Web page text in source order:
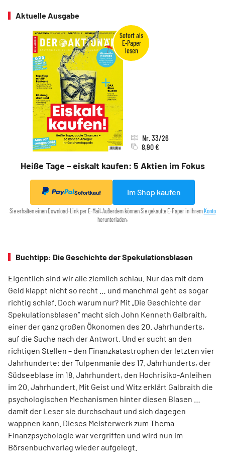
Aktuelle Ausgabe
Heiße Tage – eiskalt kaufen: 5 Aktien im Fokus
Nr. 33/26
8,90 €
Sofortkauf Im Shop kaufen
Sie erhalten einen Download-Link per E-Mail. Außerdem können Sie gekaufte E-Paper in Ihrem Konto
herunterladen.
Buchtipp: Die Geschichte der Spekulationsblasen
Eigentlich sind wir alle ziemlich schlau. Nur das mit dem
Geld klappt nicht so recht … und manchmal geht es sogar
richtig schief. Doch warum nur? Mit „Die Geschichte der
Spekulationsblasen“ macht sich John Kenneth Galbraith,
einer der ganz großen Ökonomen des 20. Jahrhunderts,
auf die Suche nach der Antwort. Und er sucht an den
richtigen Stellen – den Finanz­katas­trophen der letzten vier
Jahrhunderte: der Tulpenmanie des 17. Jahrhunderts, der
Südseeblase im 18. Jahrhundert, den Hochrisiko-Anleihen
im 20. Jahrhundert. Mit Geist und Witz erklärt Gal­braith die
psychologischen Mechanismen hinter diesen Blasen …
damit der Leser sie durchschaut und sich dagegen
wappnen kann. Dieses Meisterwerk zum Thema
Finanzpsychologie war vergriffen und wird nun im
Börsenbuchverlag wieder aufgelegt.